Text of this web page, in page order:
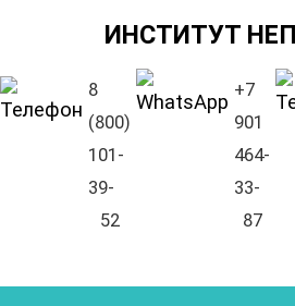
ИНСТИТУТ
8
(800)
101-
39-
52
+7
901
464-
33-
87